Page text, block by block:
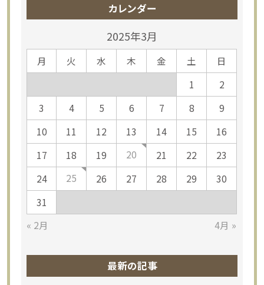
カレンダー
2025年3月
月 火 水 木 金 土 日
« 2月 4月 »
1
2
3
4 5 6 7 8
9
10
11 12 13 14 15
16
17
18 19 20 21 22
23
24
25 26 27 28 29
30
31
最新の記事